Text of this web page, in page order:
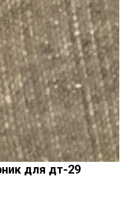
для дт-29